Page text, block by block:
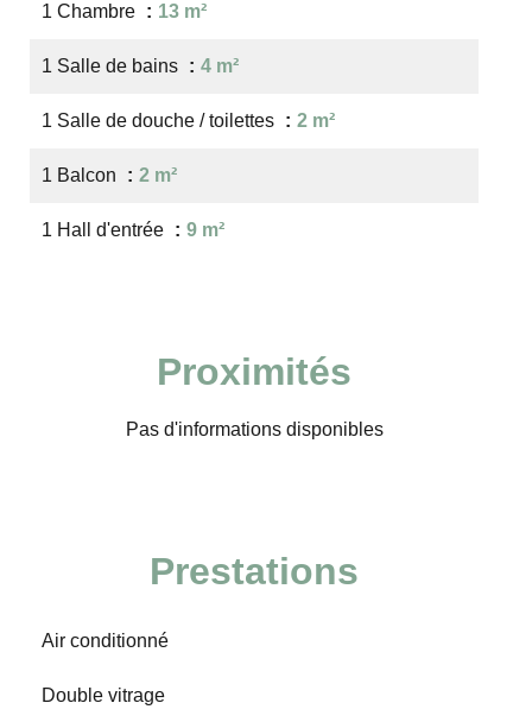
1 Chambre 13 m²
1 Salle de bains 4 m²
1 Salle de douche / toilettes 2 m²
1 Balcon 2 m²
1 Hall d'entrée 9 m²
Proximités
Pas d'informations disponibles
Prestations
Air conditionné
Double vitrage